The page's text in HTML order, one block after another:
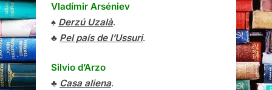
Vladímir Arséniev
♠ Derzú Uzalà.
♣ Pel país de l’Ussuri.
Silvio d’Arzo
♣ Casa aliena.